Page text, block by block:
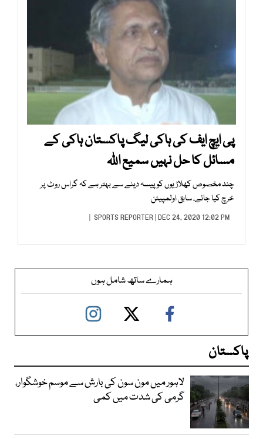
پی ایچ ایف کی ہاکی لیگ پاکستان ہاکی کے
مسائل کا حل نہیں سمیع اللہ
چند مخصوص کھلاڑیوں کو پیسہ دینے سے بہتر ہے کہ گراس روٹ پر
خرچ کیا جائے، سابق اولمپیئن
SPORTS REPORTER| DEC 24, 2020 12:02 PM |
ہمارے ساتھ شامل ہوں
پاکستان
لاہور میں مون سون کی بارش سے موسم خوشگوار،
گرمی کی شدت میں کمی